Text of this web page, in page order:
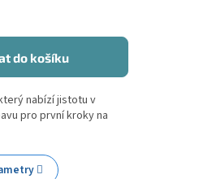
do košíku
nabízí jistotu v
pro první kroky na